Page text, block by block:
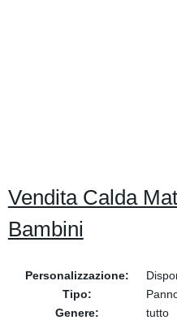
Vendita Calda
Bambini
Personalizzazione:
Tipo:
Genere:
tutto